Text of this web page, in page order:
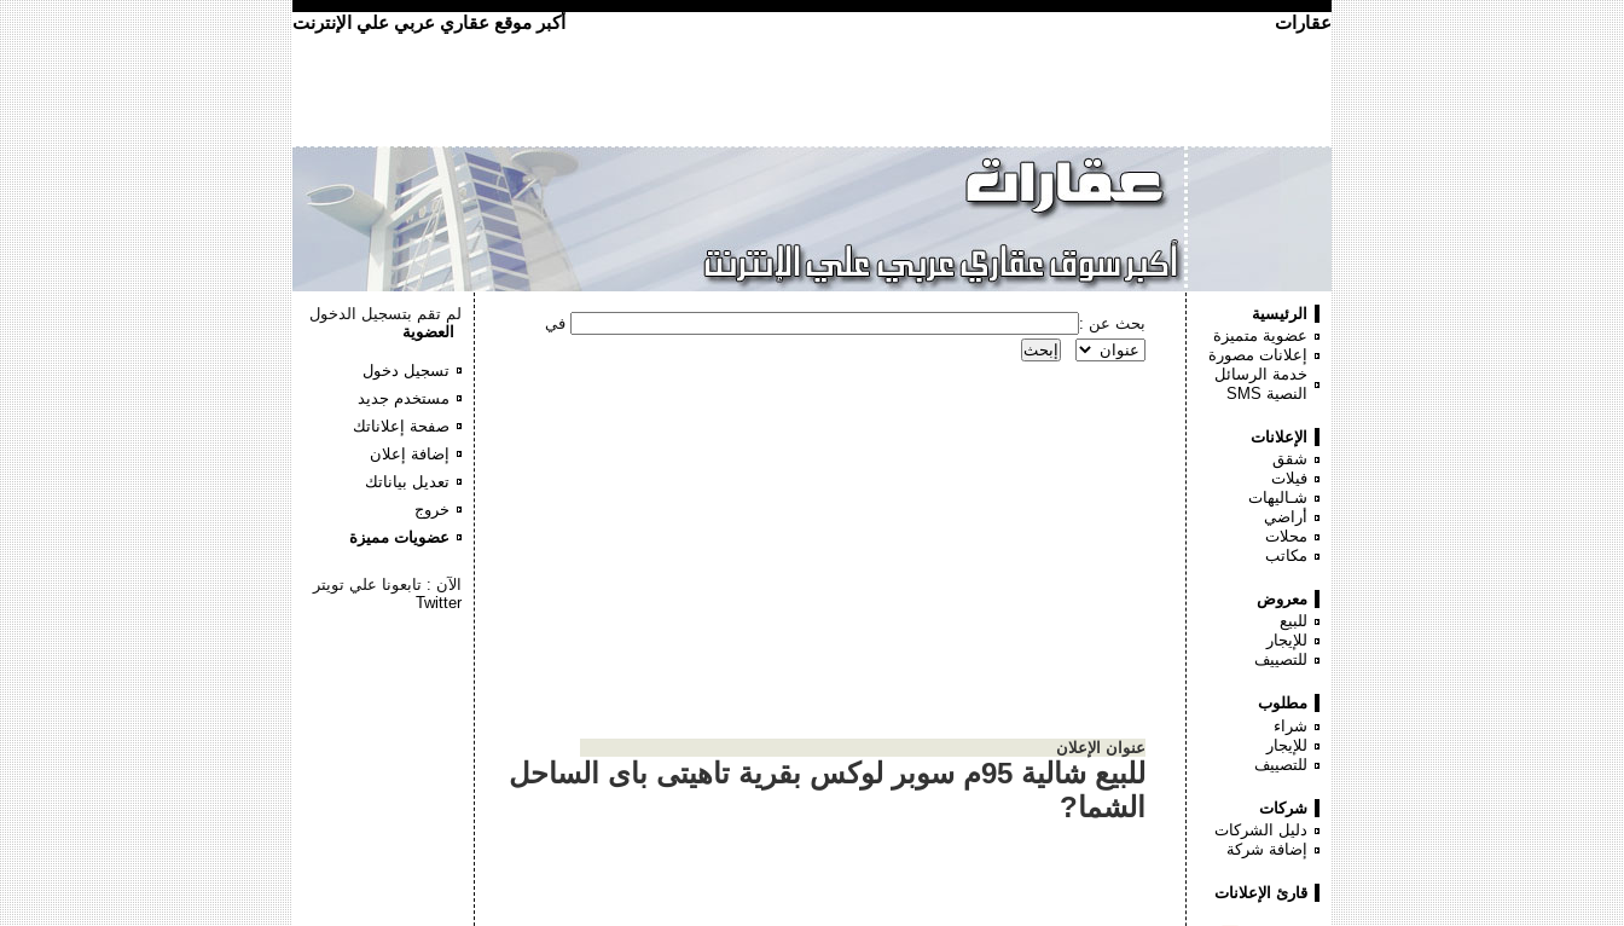
عقارات أكبر موقع عقاري عربي علي الإنترنت
لم تقم بتسجيل الدخول
العضوية
تسجيل دخول
مستخدم جديد
صفحة إعلاناتك
إضافة إعلان
تعديل بياناتك
خروج
عضويات مميزة
الآن : تابعونا علي تويتر
Twitter
بحث عن : في
عنوان الإعلان
للبيع شالية 95م سوبر لوكس بقرية تاهيتى باى الساحل
الشما?
الرئيسية
عضوية متميزة
إعلانات مصورة
خدمة الرسائل
النصية SMS
الإعلانات
شقق
فيلات
شـاليهات
أراضي
محلات
مكاتب
معروض
للبيع
للإيجار
للتصييف
مطلوب
شراء
للإيجار
للتصييف
شركات
دليل الشركات
إضافة شركة
قارئ الإعلانات